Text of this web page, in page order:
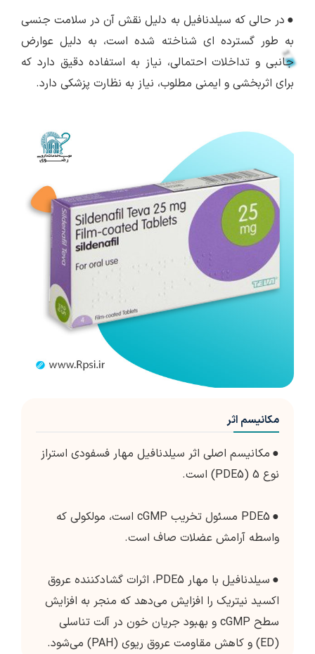
● در حالی که سیلدنافیل به دلیل نقش آن در سلامت جنسی
به طور گسترده ای شناخته شده است، به دلیل عوارض
جانبی و تداخلات احتمالی، نیاز به استفاده دقیق دارد که
برای اثربخشی و ایمنی مطلوب، نیاز به نظارت پزشکی دارد.
مکانیسم اثر
● مکانیسم اصلی اثر سیلدنافیل مهار فسفودی استراز
نوع 5 (PDE5) است.
●
PDE5 مسئول تخریب cGMP است، مولکولی که
واسطه آرامش عضلات صاف است.
●
سیلدنافیل با مهار PDE5، اثرات گشادکننده عروق
اکسید نیتریک را افزایش می‌دهد که منجر به افزایش
سطح cGMP و بهبود جریان خون در آلت تناسلی
(ED) و کاهش مقاومت عروق ریوی (PAH) می‌شود.